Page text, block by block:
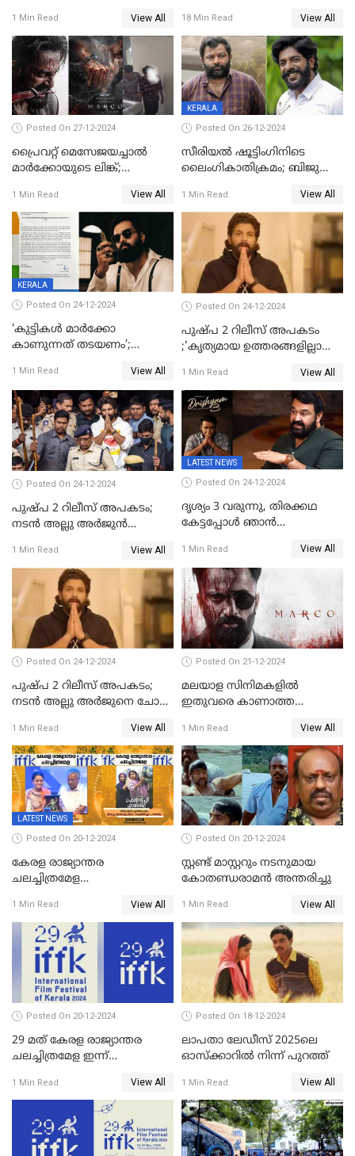
ആന്തരിക രക്തസ്രാവം
1 Min Read View All
ചിത്രങ്ങൾ; 2024ൽ സിനിമാ
വ്യവസായത്തിന് നഷ്ടം 700
കോടി; അഭിനേതാക്കൾ
പ്രതിഫലം കുറയ്ക്കണമെന്നും
നിർമാതാക്കളുടെ സംഘടന
18 Min Read View All
Posted On 27-12-2024
പ്രൈവറ്റ് മെസേജയച്ചാല്‍
മാർക്കോയുടെ ലിങ്ക്;
സ്വദേശി അറസ്റ്റില്‍
1 Min Read View All
KERALA
Posted On 26-12-2024
സീരിയല്‍ ഷൂട്ടിംഗിനിടെ
ലൈംഗികാതിക്രമം; ബിജു
ശ്രീകുമാറിനുമെതിരെ കേസ്
1 Min Read View All
KERALA
Posted On 24-12-2024
‘കുട്ടികൾ മാർക്കോ
കാണുന്നത് തടയണം’;
മാതാപിതാക്കൾക്കൊപ്പം
കുട്ടികളുമെത്തുന്നു;
മുഖ്യമന്ത്രിക്ക് പരാതി നൽകി
കെപിസിസി അംഗം
1 Min Read View All
Posted On 24-12-2024
പുഷ്‌പ 2 റിലീസ് അപകടം
;'കൃത്യമായ ഉത്തരങ്ങളില്ലാതെ
1 Min Read View All
Posted On 24-12-2024
പുഷ്പ 2 റിലീസ് അപകടം;
നടന്‍ അല്ലു അര്‍ജുൻ
മുന്നിൽ ഹാജരായി
1 Min Read View All
LATEST NEWS
Posted On 24-12-2024
ദൃശ്യം 3 വരുന്നു, തിരക്കഥ
കേട്ടപ്പോള്‍ ഞാന്‍
സ്ഥിരീകരിച്ച് മോഹൻലാൽ
1 Min Read View All
Posted On 24-12-2024
പുഷ്പ 2 റിലീസ് അപകടം;
നടന്‍ അല്ലു അര്‍ജുനെ ചോദ്യം
1 Min Read View All
Posted On 21-12-2024
മലയാള സിനിമകളിൽ
ഇതുവരെ കാണാത്ത
മുകുന്ദൻ ചിത്രം മാർക്കോ
1 Min Read View All
LATEST NEWS
Posted On 20-12-2024
കേരള രാജ്യാന്തര
ചലച്ചിത്രമേള
സിനിമ അവാര്‍ഡ്
സംവിധായിക പായല്‍
കപാഡിയയ്ക്ക് സമ്മാനിച്ചു;
ഫെമിനിച്ചി ഫാത്തിമയ്ക്ക്
അഞ്ച് പുരസ്കാരം
1 Min Read View All
Posted On 20-12-2024
സ്റ്റണ്ട് മാസ്റ്ററും നടനുമായ
കോതണ്ഡരാമൻ അന്തരിച്ചു
1 Min Read View All
Posted On 20-12-2024
29 മത് കേരള രാജ്യാന്തര
ചലച്ചിത്രമേള ഇന്ന്
1 Min Read View All
Posted On 18-12-2024
ലാപതാ ലേഡീസ് 2025ലെ
ഓസ്‌ക്കാറില്‍ നിന്ന് പുറത്ത്
1 Min Read View All